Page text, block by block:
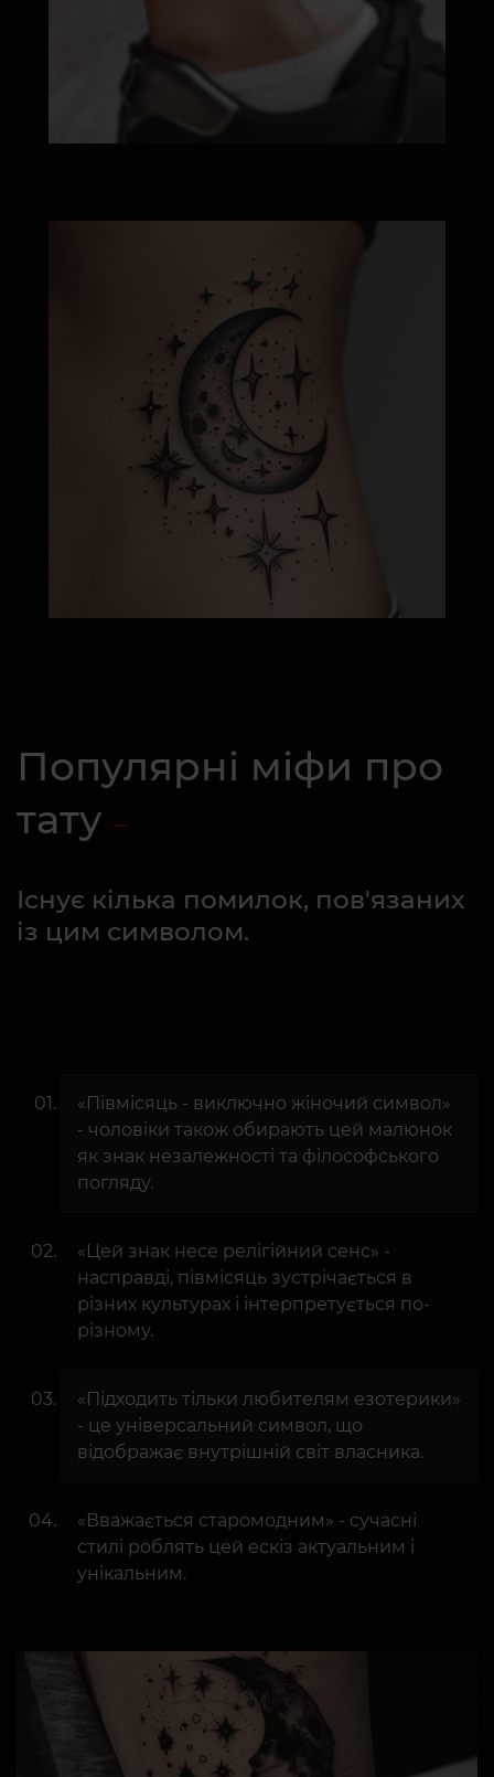
Популярні міфи про
тату
Існує кілька помилок, пов'язаних
із цим символом.
«Півмісяць - виключно жіночий символ»
- чоловіки також обирають цей малюнок
як знак незалежності та філософського
погляду.
«Цей знак несе релігійний сенс» -
насправді, півмісяць зустрічається в
різних культурах і інтерпретується по-
різному.
«Підходить тільки любителям езотерики»
- це універсальний символ, що
відображає внутрішній світ власника.
«Вважається старомодним» - сучасні
стилі роблять цей ескіз актуальним і
унікальним.